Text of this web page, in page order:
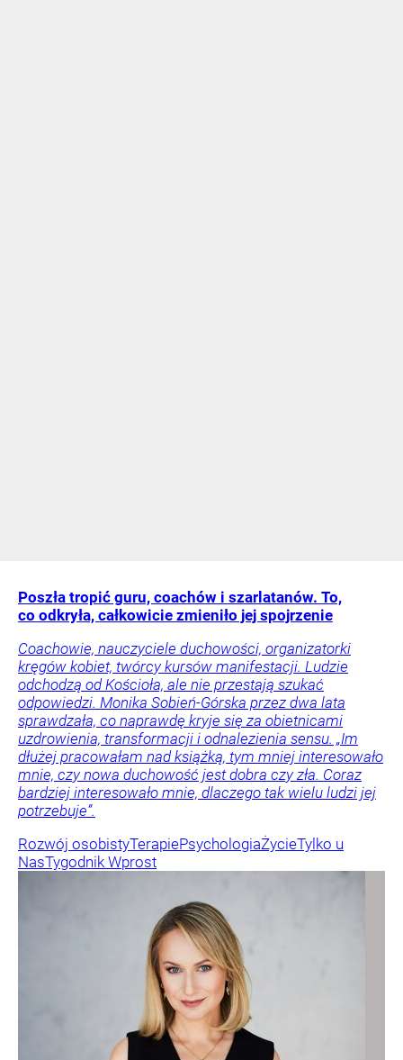
Poszła tropić guru, coachów i szarlatanów. To,
co odkryła, całkowicie zmieniło jej spojrzenie
Coachowie, nauczyciele duchowości, organizatorki
kręgów kobiet, twórcy kursów manifestacji. Ludzie
odchodzą od Kościoła, ale nie przestają szukać
odpowiedzi. Monika Sobień-Górska przez dwa lata
sprawdzała, co naprawdę kryje się za obietnicami
uzdrowienia, transformacji i odnalezienia sensu. „Im
dłużej pracowałam nad książką, tym mniej interesowało
mnie, czy nowa duchowość jest dobra czy zła. Coraz
bardziej interesowało mnie, dlaczego tak wielu ludzi jej
potrzebuje”.
Rozwój osobistyTerapiePsychologiaŻycieTylko u
NasTygodnik Wprost